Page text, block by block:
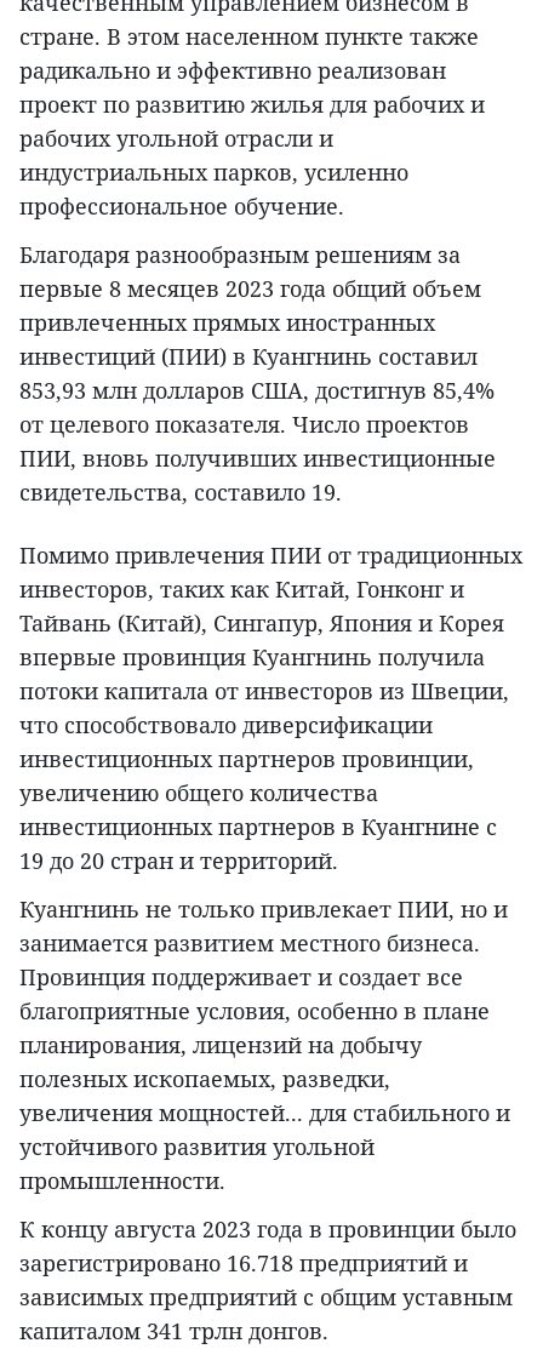
стране. В этом населенном пункте также
радикально и эффективно реализован
проект по развитию жилья для рабочих и
рабочих угольной отрасли и
индустриальных парков, усиленно
профессиональное обучение.
Благодаря разнообразным решениям за
первые 8 месяцев 2023 года общий объем
привлеченных прямых иностранных
инвестиций (ПИИ) в Куангнинь составил
853,93 млн долларов США, достигнув 85,4%
от целевого показателя. Число проектов
ПИИ, вновь получивших инвестиционные
свидетельства, составило 19.
Помимо привлечения ПИИ от традиционных
инвесторов, таких как Китай, Гонконг и
Тайвань (Китай), Сингапур, Япония и Корея
впервые провинция Куангнинь получила
потоки капитала от инвесторов из Швеции,
что способствовало диверсификации
инвестиционных партнеров провинции,
увеличению общего количества
инвестиционных партнеров в Куангнине с
19 до 20 стран и территорий.
Куангнинь не только привлекает ПИИ, но и
занимается развитием местного бизнеса.
Провинция поддерживает и создает все
благоприятные условия, особенно в плане
планирования, лицензий на добычу
полезных ископаемых, разведки,
увеличения мощностей... для стабильного и
устойчивого развития угольной
промышленности.
К концу августа 2023 года в провинции было
зарегистрировано 16.718 предприятий и
зависимых предприятий с общим уставным
капиталом 341 трлн донгов.